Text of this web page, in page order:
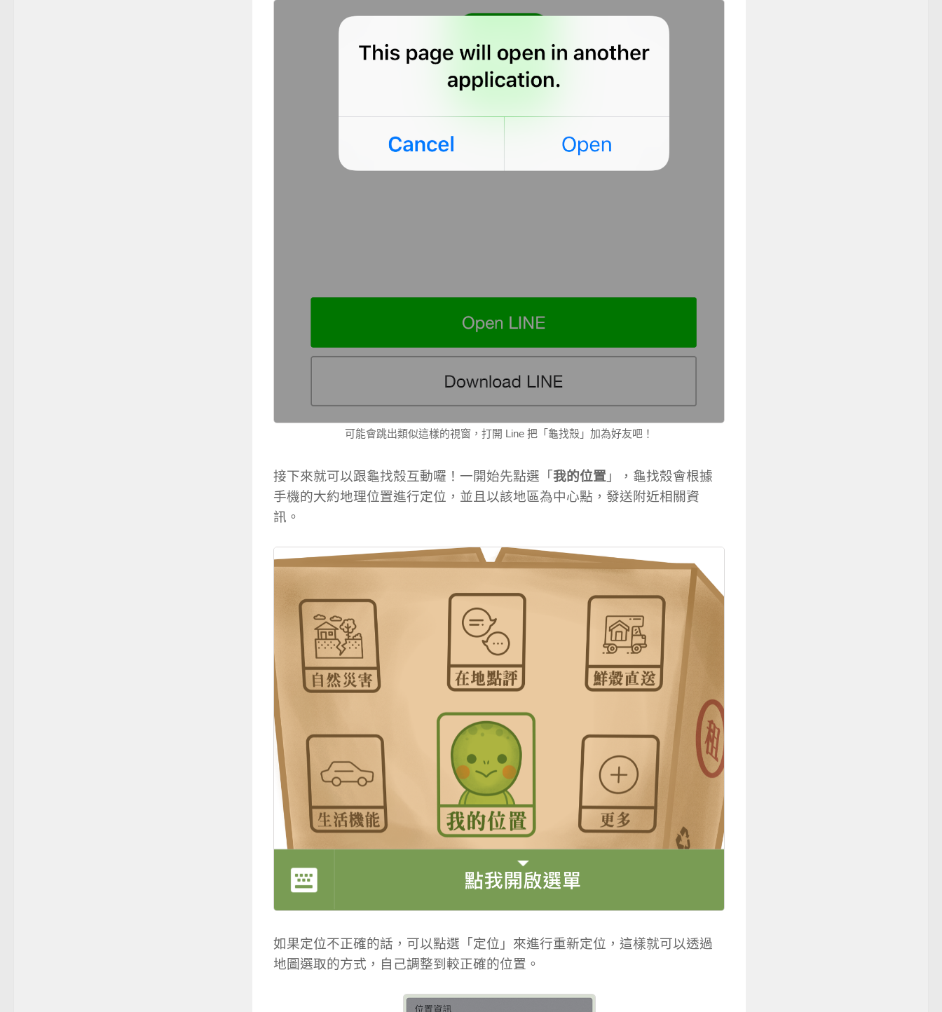
可能會跳出類似這樣的視窗，打開 Line 把「龜找殼」加為好友吧！
接下來就可以跟龜找殼互動囉！一開始先點選「我的位置 」，龜找殼會根據
手機的大約地理位置進行定位，並且以該地區為中心點，發送附近相關資
訊。
如果定位不正確的話，可以點選「定位」來進行重新定位，這樣就可以透過
地圖選取的方式，自己調整到較正確的位置。